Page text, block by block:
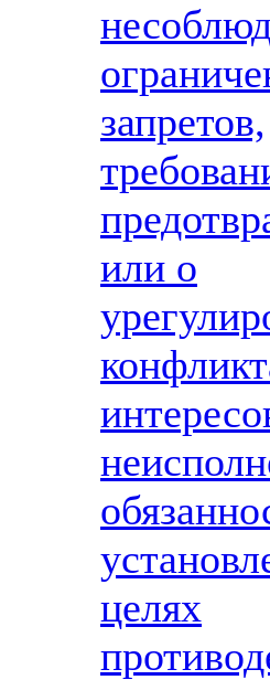
запретов,
или о
целях